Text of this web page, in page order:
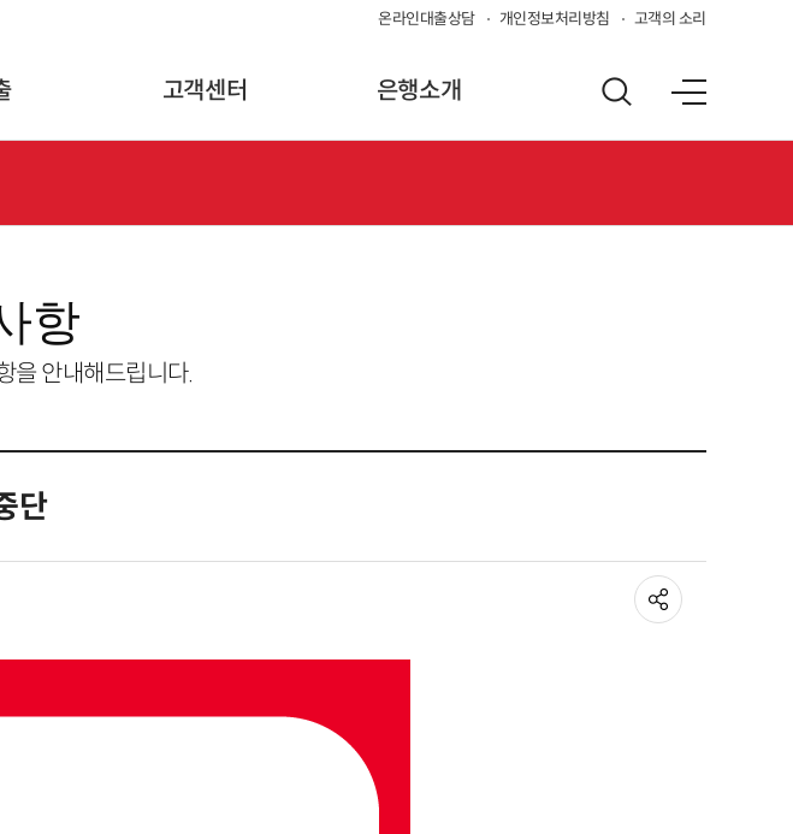
온라인대출상담 개인정보처리방침 고객의 소리
고객센터 은행소개
항
을 안내해드립니다.
단